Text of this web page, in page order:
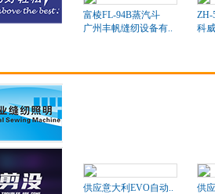
富棱FL-94B蒸汽斗
广州丰帆缝纫设备有..
ZH-
科
供应意大利EVO自动..
供